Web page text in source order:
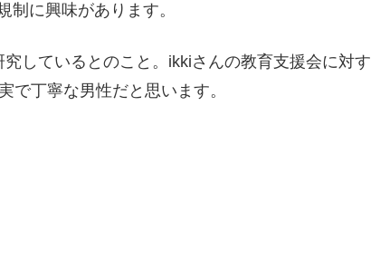
に興味があります。
しているとのこと。ikkiさんの教育支援会に対す
で丁寧な男性だと思います。